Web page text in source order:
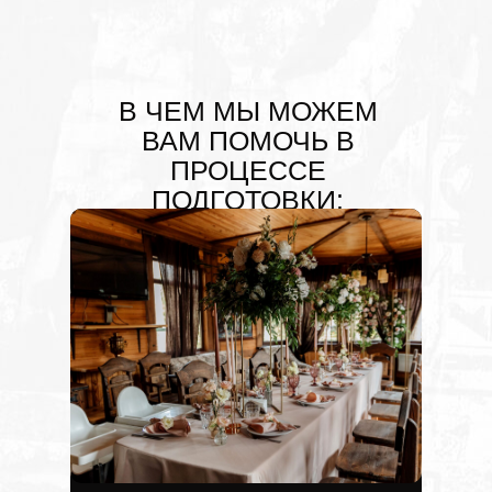
В ЧЕМ МЫ МОЖЕМ
ВАМ ПОМОЧЬ В
ПРОЦЕССЕ
ПОДГОТОВКИ:
СОЦ.СЕТИ
Kultura.wedding@yandex.ru
ОРГАНИЗАЦИЯ СВАДЬБЫ
Свадьба под ключ
Недорогие свадьбы
Камерная свадьба